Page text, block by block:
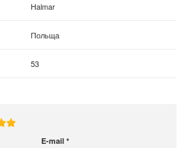
Halmar
Польща
53
E-mail *